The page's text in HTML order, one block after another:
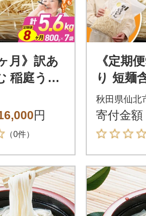
月》訳あ
稲庭うど
8回|02_ik
円
（0件）
《定期
り 短麺
ん
d-
秋田県仙北
寄付金額